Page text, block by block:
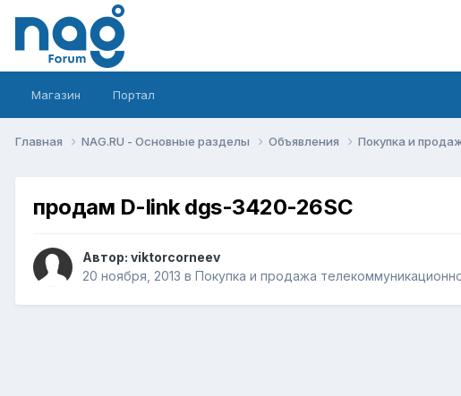
Магазин Портал
Главная NAG.RU - Основные разделы Объявления Покупка и
продам D-link dgs-3420-26SC
Автор: viktorcorneev
20 ноября, 2013 в Покупка и продажа